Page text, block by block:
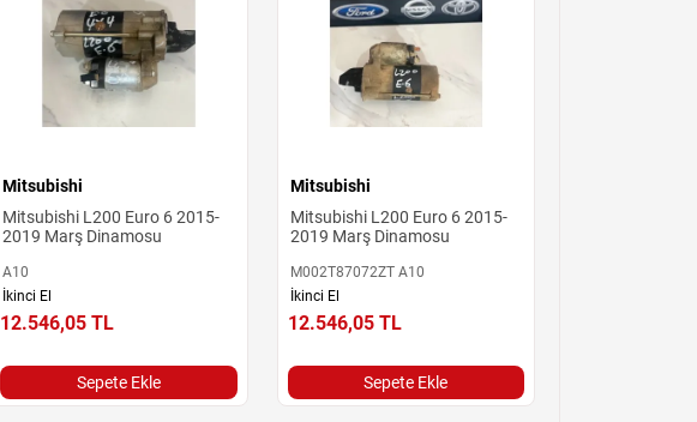
Mitsubishi
Mitsubishi L200 Euro 6 2015-
2019 Marş Dinamosu
A10
İkinci El
12.546,05 TL
Sepete Ekle
Mitsubishi
Mitsubishi L200 Euro 6 2015-
2019 Marş Dinamosu
M002T87072ZT A10
İkinci El
12.546,05TL
Sepete Ekle